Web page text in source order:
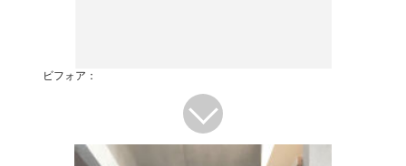
ビフォア：